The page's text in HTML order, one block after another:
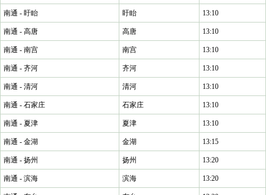
南通 - 盱眙 盱眙 13:10
南通 - 高唐 高唐 13:10
南通 - 南宫 南宫 13:10
南通 - 齐河 齐河 13:10
南通 - 清河 清河 13:10
南通 - 石家庄 石家庄 13:10
南通 - 夏津 夏津 13:10
南通 - 金湖 金湖 13:15
南通 - 扬州 扬州 13:20
南通 - 滨海 滨海 13:20